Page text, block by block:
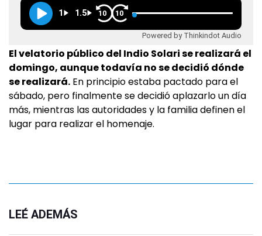
1 1.5 10 10
Powered by Thinkindot Audio
El velatorio público del Indio Solari se realizará el
domingo, aunque todavía no se decidió dónde
se realizará. En principio estaba pactado para el
sábado, pero finalmente se decidió aplazarlo un día
más, mientras las autoridades y la familia definen el
lugar para realizar el homenaje.
LEÉ ADEMÁS